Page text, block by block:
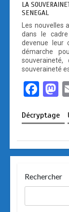
LA
SENEGAL
Les
dans le
devenue leur
démarche
souveraineté
F
ce
b
o
k
o
d
n
Décryptage
Rechercher